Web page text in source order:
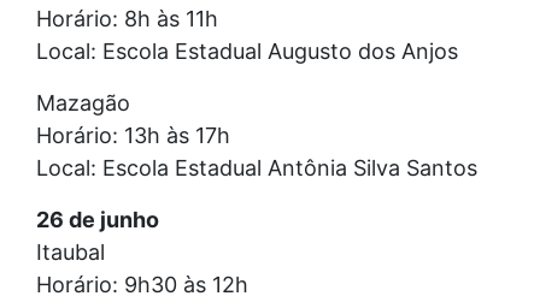
Horário: 8h às 11h
Local: Escola Estadual Augusto dos Anjos
Mazagão
Horário: 13h às 17h
Local: Escola Estadual Antônia Silva Santos
26 de junho
Itaubal
Horário: 9h30 às 12h